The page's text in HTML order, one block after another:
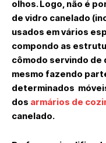
olhos. Logo, não é
de vidro canelado
usados em vários
compondo as
cômodo servindo de
mesmo fazendo
determinados
dos armários de
canelado.